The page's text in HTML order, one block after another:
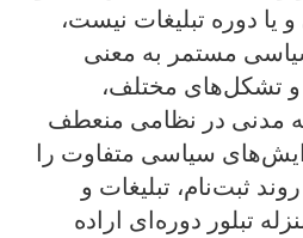
یا دوره تبلیغات نیست،
مستمر به معنی
و تشکل‌های مختلف،
مدنی در نظامی منعطف
سیاسی متفاوت را
ثبت‌نام، تبلیغات و
تبلور دوره‌ای اراده